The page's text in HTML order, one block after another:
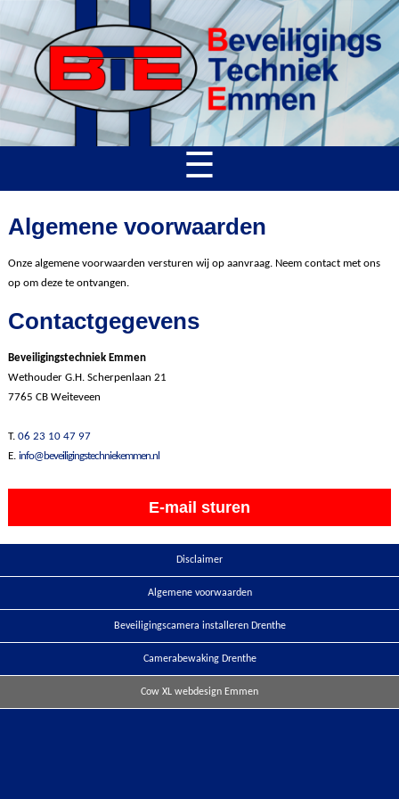
☰
Algemene voorwaarden
Onze algemene voorwaarden versturen wij op aanvraag. Neem contact met ons
op om deze te ontvangen.
Contactgegevens
Beveiligingstechniek Emmen
Wethouder G.H. Scherpenlaan 21
7765 CB Weiteveen
T. 06 23 10 47 97
E. info@beveiligingstechniekemmen.nl
E-mail sturen
Disclaimer
Algemene voorwaarden
Beveiligingscamera installeren Drenthe
Camerabewaking Drenthe
Cow XL webdesign Emmen